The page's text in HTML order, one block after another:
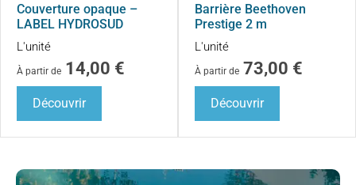
Couverture opaque –
LABEL HYDROSUD
L'unité
À partir de 14,00 €
Découvrir
Barrière Beethoven
Prestige 2 m
L'unité
À partir de 73,00 €
Découvrir